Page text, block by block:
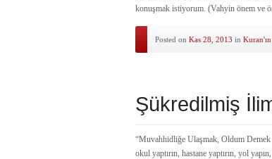
konuşmak istiyorum. (Vahyin önem ve
Posted on Kas 28, 2013 in
Şükredilmiş
“Muvahhidliğe Ulaşmak, Oldum
okul yaptırın, hastane yaptırın, yol